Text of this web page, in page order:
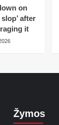
on
after
it
Žymos